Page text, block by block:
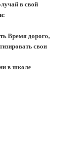
в свой
Время дорого,
свои
в школе